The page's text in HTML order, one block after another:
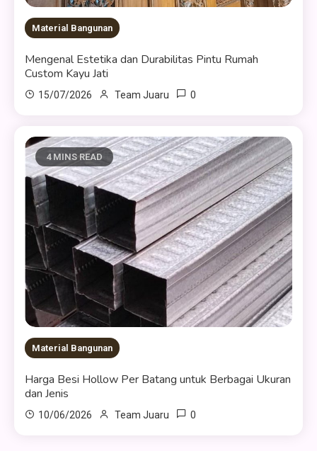
Material Bangunan
Mengenal Estetika dan Durabilitas Pintu Rumah
Custom Kayu Jati
15/07/2026 Team Juaru 0
4 MINS READ
Material Bangunan
Harga Besi Hollow Per Batang untuk Berbagai Ukuran
dan Jenis
10/06/2026 Team Juaru 0